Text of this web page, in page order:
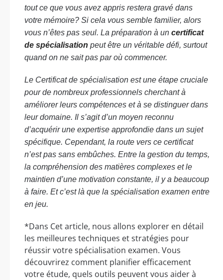
tout ce que vous avez appris restera gravé dans
votre mémoire? Si cela vous semble familier, alors
vous n’êtes pas seul. La préparation à un certificat
de spécialisation peut être un véritable défi, surtout
quand on ne sait pas par où commencer.
Le Certificat de spécialisation est une étape cruciale
pour de nombreux professionnels cherchant à
améliorer leurs compétences et à se distinguer dans
leur domaine. Il s’agit d’un moyen reconnu
d’acquérir une expertise approfondie dans un sujet
spécifique. Cependant, la route vers ce certificat
n’est pas sans embûches. Entre la gestion du temps,
la compréhension des matières complexes et le
maintien d’une motivation constante, il y a beaucoup
à faire. Et c’est là que la spécialisation examen entre
en jeu.
*Dans Cet article, nous allons explorer en détail
les meilleures techniques et stratégies pour
réussir votre spécialisation examen. Vous
découvrirez comment planifier efficacement
votre étude, quels outils peuvent vous aider à